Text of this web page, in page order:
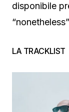
disponibile
LA TRACKLIST